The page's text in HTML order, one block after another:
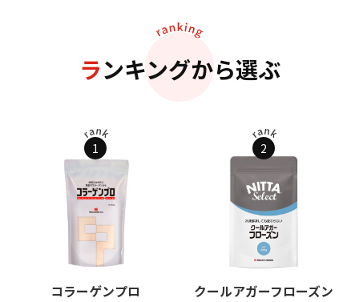
ランキングから選ぶ
1
コラーゲンプロ
2
クールアガーフローズン